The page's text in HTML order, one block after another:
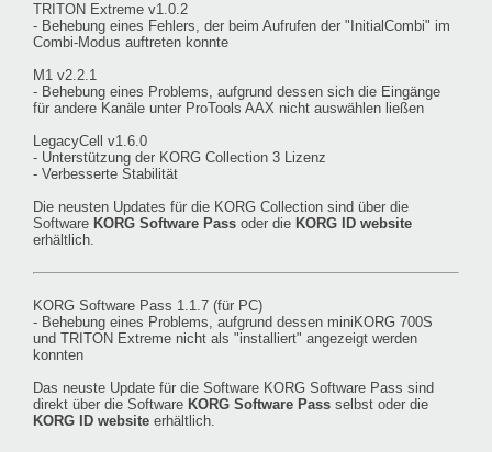
TRITON Extreme v1.0.2
- Behebung eines Fehlers, der beim Aufrufen der "InitialCombi" im
Combi-Modus auftreten konnte
M1 v2.2.1
- Behebung eines Problems, aufgrund dessen sich die Eingänge
für andere Kanäle unter ProTools AAX nicht auswählen ließen
LegacyCell v1.6.0
- Unterstützung der KORG Collection 3 Lizenz
- Verbesserte Stabilität
Die neusten Updates für die KORG Collection sind über die
Software KORG Software Pass oder die KORG ID website
erhältlich.
KORG Software Pass 1.1.7 (für PC)
- Behebung eines Problems, aufgrund dessen miniKORG 700S
und TRITON Extreme nicht als "installiert" angezeigt werden
konnten
Das neuste Update für die Software KORG Software Pass sind
direkt über die Software KORG Software Pass selbst oder die
KORG ID website erhältlich.